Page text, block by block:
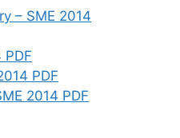
– SME 2014
PDF
PDF
2014 PDF